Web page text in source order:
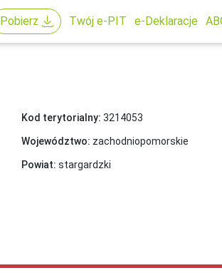
Pobierz Twój e-PIT e-Deklaracje
Kod terytorialny: 3214053
Województwo: zachodniopomorskie
Powiat: stargardzki